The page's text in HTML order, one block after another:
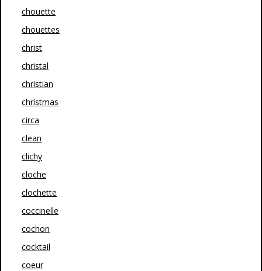
chouette
chouettes
christ
christal
christian
christmas
circa
clean
clichy
cloche
clochette
coccinelle
cochon
cocktail
coeur